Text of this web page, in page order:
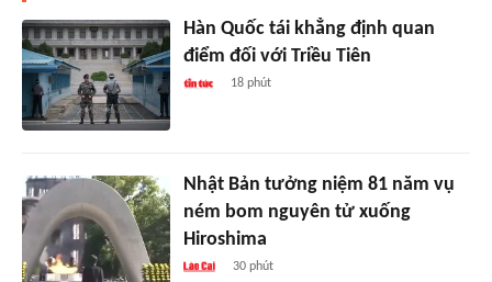
Hàn Quốc tái khẳng định quan
điểm đối với Triều Tiên
18 phút
Nhật Bản tưởng niệm 81 năm vụ
ném bom nguyên tử xuống
Hiroshima
30 phút